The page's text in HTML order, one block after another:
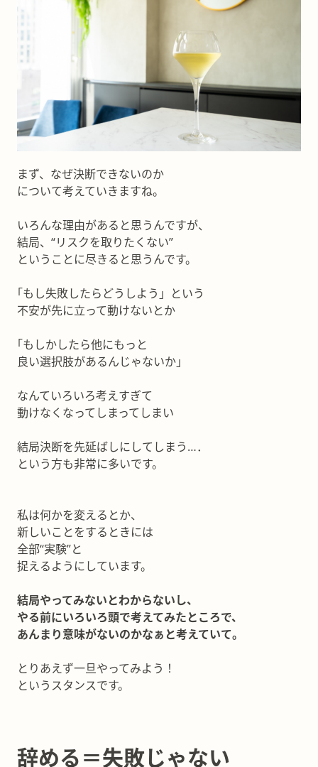
まず、なぜ決断できないのか
について考えていきますね。
いろんな理由があると思うんですが、
結局、“リスクを取りたくない”
ということに尽きると思うんです。
｢もし失敗したらどうしよう」という
不安が先に立って動けないとか
｢もしかしたら他にもっと
良い選択肢があるんじゃないか」
なんていろいろ考えすぎて
動けなくなってしまってしまい
結局決断を先延ばしにしてしまう…．
という方も非常に多いです。
私は何かを変えるとか、
新しいことをするときには
全部“実験”と
捉えるようにしています。
結局やってみないとわからないし、
やる前にいろいろ頭で考えてみたところで、
あんまり意味がないのかなぁと考えていて。
とりあえず一旦やってみよう！
というスタンスです。
辞める＝失敗じゃない